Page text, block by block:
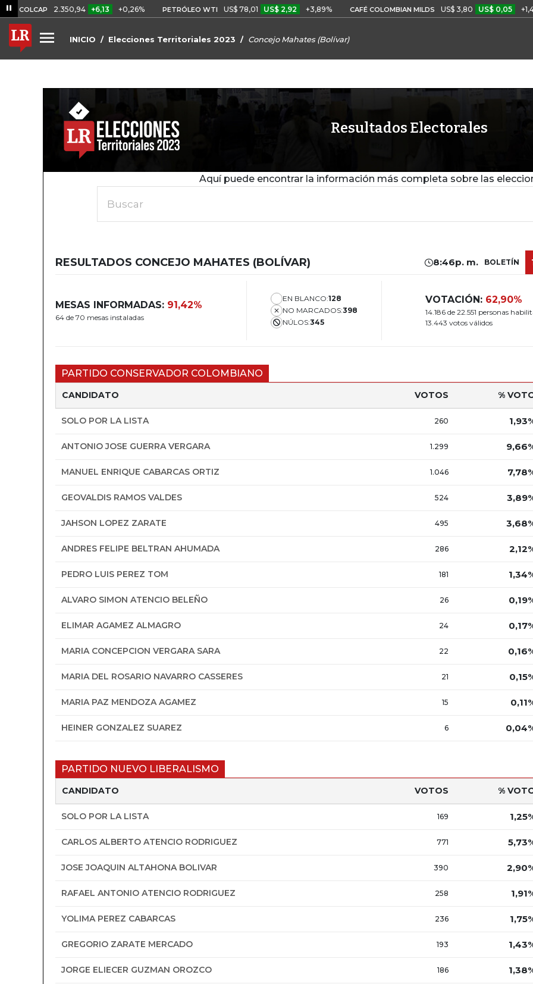
2.350,94 +6,13 +0,26% PETRÓLEO WTI US$ 78,01 US$ 2,92 +3,89% CAFÉ COLOMBIAN MILDS US$ 3,80 US$ 0,05 +1,40%
INICIO Elecciones Territoriales 2023 Concejo Mahates (Bolívar)
Resultados Electorales
Aquí puede encontrar la información más completa sobre las
Buscar
RESULTADOS CONCEJO MAHATES (BOLÍVAR) 8:46p. m. BOLETÍN
MESAS INFORMADAS: 91,42%
64 de 70 mesas instaladas
EN BLANCO:128
NO MARCADOS:398
NÚLOS:345
VOTACIÓN: 62,90%
14.186 de 22.551 personas
13.443 votos válidos
PARTIDO CONSERVADOR COLOMBIANO
CANDIDATO VOTOS %
SOLO POR LA LISTA 260
ANTONIO JOSE GUERRA VERGARA 1.299
MANUEL ENRIQUE CABARCAS ORTIZ 1.046
GEOVALDIS RAMOS VALDES 524
JAHSON LOPEZ ZARATE 495
ANDRES FELIPE BELTRAN AHUMADA 286
PEDRO LUIS PEREZ TOM 181
ALVARO SIMON ATENCIO BELEÑO 26
ELIMAR AGAMEZ ALMAGRO 24
MARIA CONCEPCION VERGARA SARA 22
MARIA DEL ROSARIO NAVARRO CASSERES 21
MARIA PAZ MENDOZA AGAMEZ 15
HEINER GONZALEZ SUAREZ 6
PARTIDO NUEVO LIBERALISMO
CANDIDATO VOTOS %
SOLO POR LA LISTA 169
CARLOS ALBERTO ATENCIO RODRIGUEZ 771
JOSE JOAQUIN ALTAHONA BOLIVAR 390
RAFAEL ANTONIO ATENCIO RODRIGUEZ 258
YOLIMA PEREZ CABARCAS 236
GREGORIO ZARATE MERCADO 193
JORGE ELIECER GUZMAN OROZCO 186